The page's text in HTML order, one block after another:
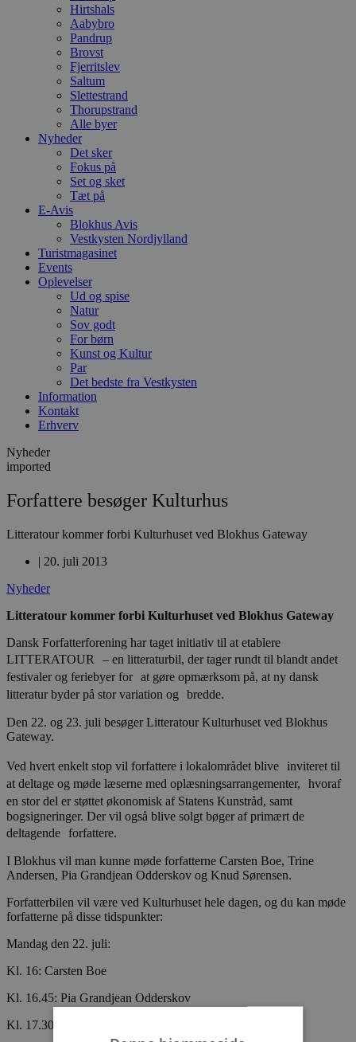
Hirtshals
Aabybro
Pandrup
Brovst
Fjerritslev
Saltum
Slettestrand
Thorupstrand
Alle byer
Nyheder
Det sker
Fokus på
Set og sket
Tæt på
E-Avis
Blokhus Avis
Vestkysten Nordjylland
Turistmagasinet
Events
Oplevelser
Ud og spise
Natur
Sov godt
For børn
Kunst og Kultur
Par
Det bedste fra Vestkysten
Information
Kontakt
Erhverv
Nyheder
imported
Forfattere besøger Kulturhus
Litteratour kommer forbi Kulturhuset ved Blokhus Gateway
| 20. juli 2013
Nyheder
Litteratour kommer forbi Kulturhuset ved Blokhus Gateway
Dansk Forfatterforening har taget initiativ til at etablere
LITTERATOUR – en litteraturbil, der tager rundt til blandt andet
festivaler og feriebyer for at gøre opmærksom på, at ny dansk
litteratur byder på stor variation og bredde.
Den 22. og 23. juli besøger Litteratour Kulturhuset ved Blokhus
Gateway.
Ved hvert enkelt stop vil forfattere i lokalområdet blive inviteret til
at deltage og møde læserne med oplæsningsarrangementer, hvoraf
en stor del er støttet økonomisk af Statens Kunstråd, samt
bogsigneringer. Der vil også blive solgt bøger af primært de
deltagende forfattere.
I Blokhus vil man kunne møde forfatterne Carsten Boe, Trine
Andersen, Pia Grandjean Odderskov og Knud Sørensen.
Forfatterbilen vil være ved Kulturhuset hele dagen, og du kan møde
forfatterne på disse tidspunkter:
Mandag den 22. juli:
Kl. 16: Carsten Boe
Kl. 16.45: Pia Grandjean Odderskov
Kl. 17.30: Trine Andersen